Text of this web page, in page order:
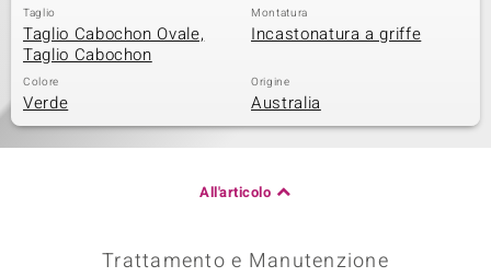
Taglio
Taglio Cabochon Ovale,
Taglio Cabochon
Montatura
Incastonatura a griffe
Colore
Verde
Origine
Australia
All'articolo
Trattamento e Manutenzione